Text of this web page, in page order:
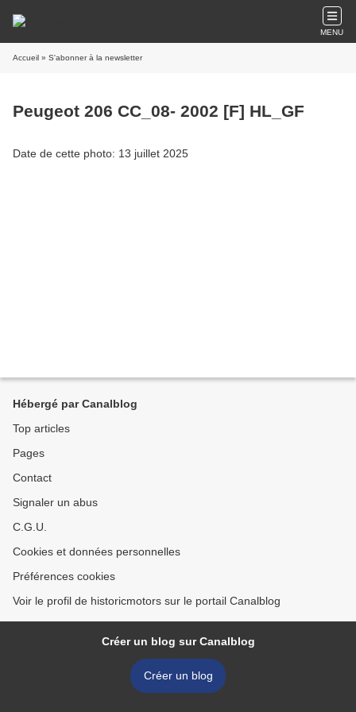
MENU
Accueil » S'abonner à la newsletter
Peugeot 206 CC_08- 2002 [F] HL_GF
Date de cette photo: 13 juillet 2025
Hébergé par Canalblog
Top articles
Pages
Contact
Signaler un abus
C.G.U.
Cookies et données personnelles
Préférences cookies
Voir le profil de historicmotors sur le portail Canalblog
Créer un blog sur Canalblog
Créer un blog